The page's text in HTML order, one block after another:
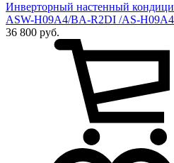
Инверторный настенный
ASW-H09A4/BA-R2DI /AS-
36 800 руб.